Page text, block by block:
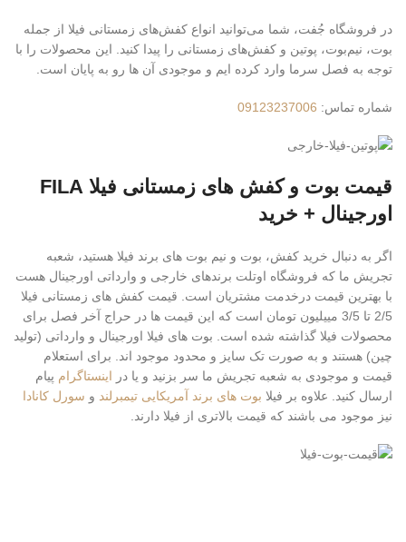
در فروشگاه جُفت، شما می‌توانید انواع کفش‌های زمستانی فیلا از جمله
بوت، نیم‌بوت، پوتین و کفش‌های زمستانی را پیدا کنید. این محصولات را با
توجه به فصل سرما وارد کرده ایم و موجودی آن ها رو به پایان است.
شماره تماس: 09123237006
قیمت بوت و کفش های زمستانی فیلا FILA
اورجینال + خرید
اگر به دنبال خرید کفش، بوت و نیم بوت های برند فیلا هستید، شعبه
تجریش ما که فروشگاه اوتلت برندهای خارجی و وارداتی اورجینال هست
با بهترین قیمت درخدمت مشتریان است. قیمت کفش های زمستانی فیلا
2/5 تا 3/5 مییلیون تومان است که این قیمت ها در حراج آخر فصل برای
محصولات فیلا گذاشته شده است. بوت های فیلا اورجینال و وارداتی (تولید
چین) هستند و به صورت تک سایز و محدود موجود اند. برای استعلام
قیمت و موجودی به شعبه تجریش ما سر بزنید و یا در اینستاگرام پیام
ارسال کنید. علاوه بر فیلا بوت های برند آمریکایی تیمبرلند و سورل کانادا
نیز موجود می باشند که قیمت بالاتری از فیلا دارند.